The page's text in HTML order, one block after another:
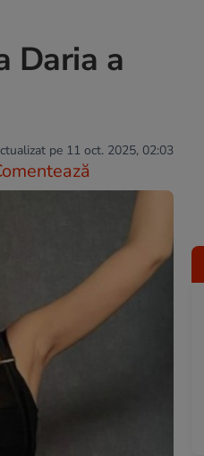
Daria a
pe 11 oct. 2025, 02:03